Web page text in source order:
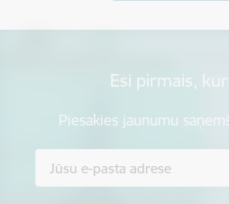
Esi pirmais,
Piesakies jaunumu